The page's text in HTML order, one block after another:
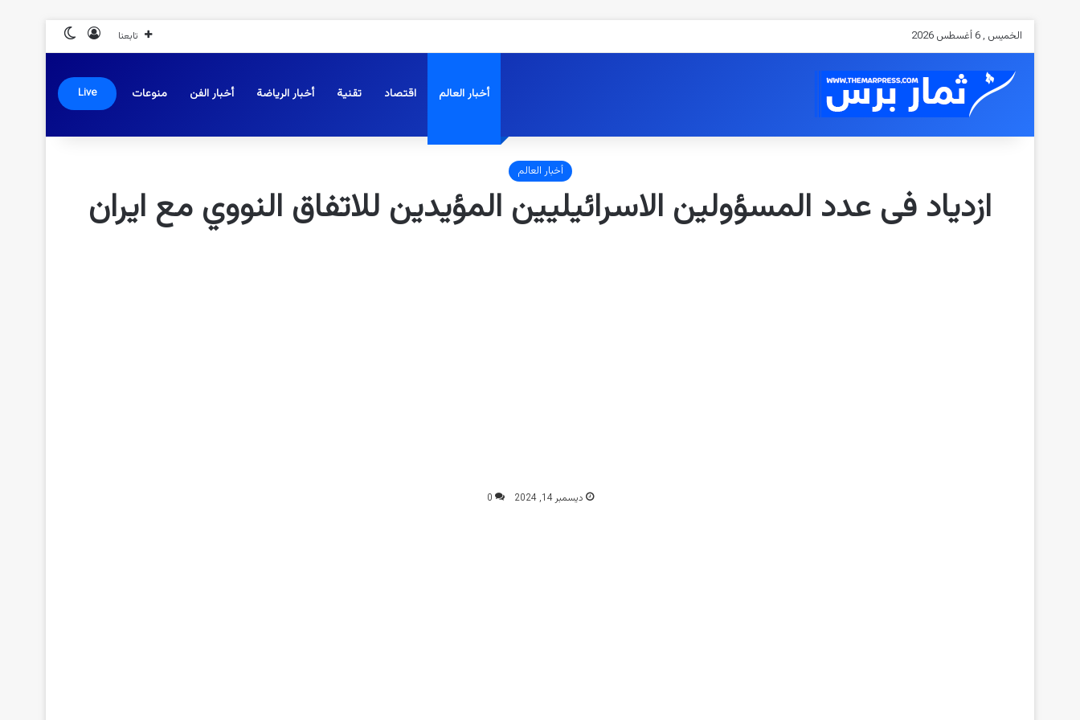
الخميس , 6 أغسطس 2026 تابعنا تسجيل الدخول
أخبار العالم اقتصاد تقنية أخبار الرياضة أخبار الفن منوعات Live
أخبار العالم
ازدياد فى عدد المسؤولين الاسرائيليين المؤيدين للاتفاق النووي مع ايران
ديسمبر 14, 2024 0